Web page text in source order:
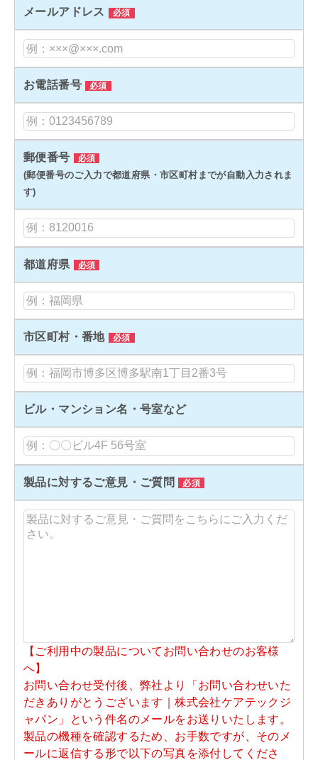
メールアドレス 必須
お電話番号 必須
郵便番号 必須
(郵便番号のご入力で都道府県・市区町村までが自動入力されま
す)
都道府県 必須
市区町村・番地 必須
ビル・マンション名・号室など
製品に対するご意見・ご質問 必須
【ご利用中の製品についてお問い合わせのお客様
へ】
お問い合わせ受付後、弊社より「お問い合わせいた
だきありがとうございます｜株式会社ケアテックジ
ャパン」という件名のメールをお送りいたします。
製品の機種を確認するため、お手数ですが、そのメ
ールに返信する形で以下の写真を添付してくださ